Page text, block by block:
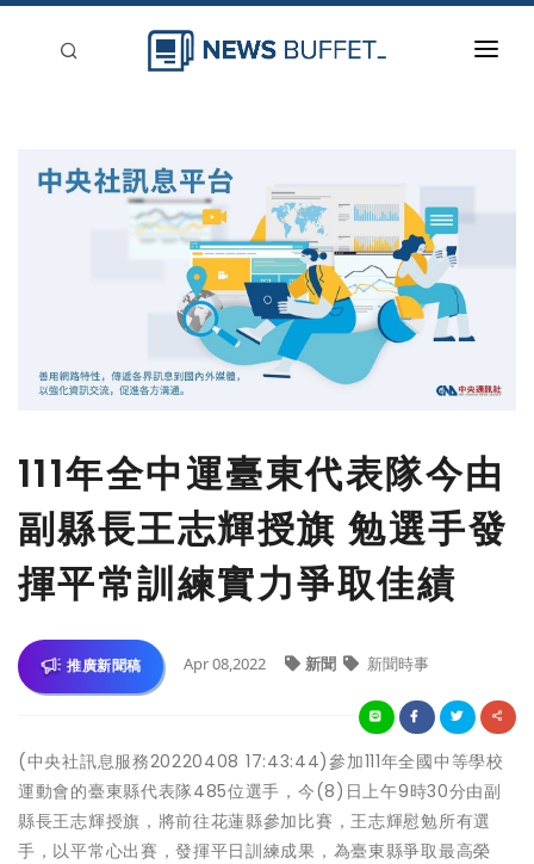
111年全中運臺東代表隊今由
副縣長王志輝授旗 勉選手發
揮平常訓練實力爭取佳績
推廣新聞稿 Apr 08,2022 新聞 新聞時事
(中央社訊息服務20220408 17:43:44)參加111年全國中等學校
運動會的臺東縣代表隊485位選手，今(8)日上午9時30分由副
縣長王志輝授旗，將前往花蓮縣參加比賽，王志輝慰勉所有選
手，以平常心出賽，發揮平日訓練成果，為臺東縣爭取最高榮